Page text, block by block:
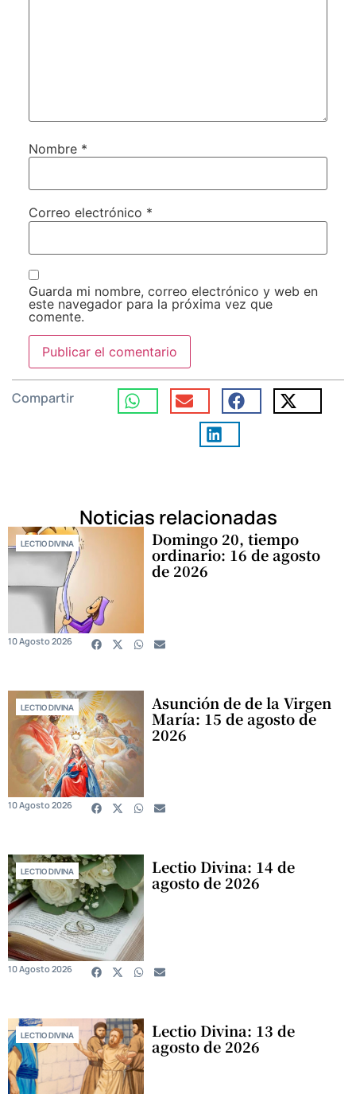
Nombre *
Correo electrónico *
Guarda mi nombre, correo electrónico y web en
este navegador para la próxima vez que
comente.
Compartir
Noticias relacionadas
LECTIO DIVINA Domingo 20, tiempo
ordinario: 16 de agosto
de 2026
10 Agosto 2026
LECTIO DIVINA Asunción de de la Virgen
María: 15 de agosto de
2026
10 Agosto 2026
LECTIO DIVINA Lectio Divina: 14 de
agosto de 2026
10 Agosto 2026
LECTIO DIVINA Lectio Divina: 13 de
agosto de 2026